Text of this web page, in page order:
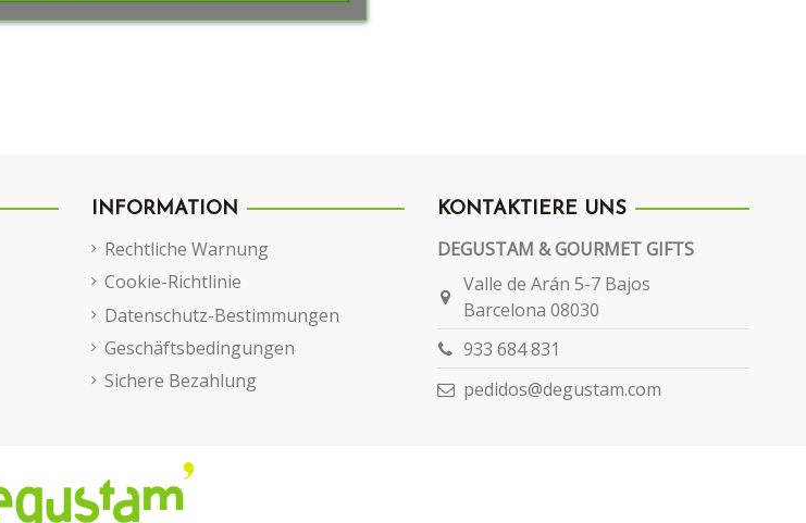
INFORMATION
Rechtliche Warnung
Cookie-Richtlinie
Datenschutz-Bestimmungen
Geschäftsbedingungen
Sichere Bezahlung
KONTAKTIERE UNS
DEGUSTAM & GOURMET GIFTS
Valle de Arán 5-7 Bajos
Barcelona 08030
933 684 831
pedidos@degustam.com